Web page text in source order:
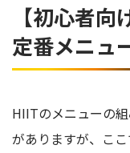
【初心者
定番メニュ
HIITのメニューの
がありますが、こ